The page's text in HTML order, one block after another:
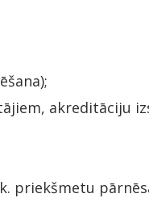
akreditāciju